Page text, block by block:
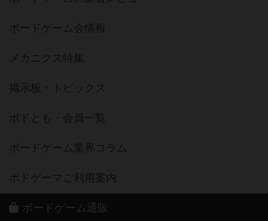
ボードゲーム会情報
メカニクス特集
掲示板・トピックス
ボドとも・会員一覧
ボードゲーム業界コラム
ボドゲーマご利用案内
ボードゲーム通販